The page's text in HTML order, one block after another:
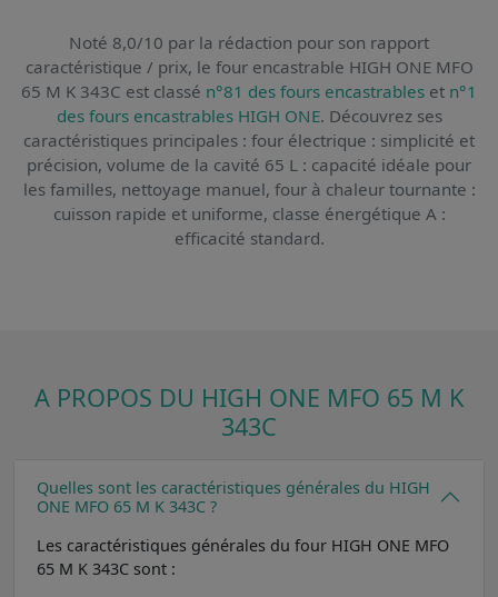
Noté 8,0/10 par la rédaction pour son rapport
caractéristique / prix, le four encastrable HIGH ONE MFO
65 M K 343C est classé n°81 des fours encastrables et n°1
des fours encastrables HIGH ONE. Découvrez ses
caractéristiques principales : four électrique : simplicité et
précision, volume de la cavité 65 L : capacité idéale pour
les familles, nettoyage manuel, four à chaleur tournante :
cuisson rapide et uniforme, classe énergétique A :
efficacité standard.
A PROPOS DU HIGH ONE MFO 65 M K
343C
Quelles sont les caractéristiques générales du HIGH
ONE MFO 65 M K 343C ?
Les caractéristiques générales du four HIGH ONE MFO
65 M K 343C sont :